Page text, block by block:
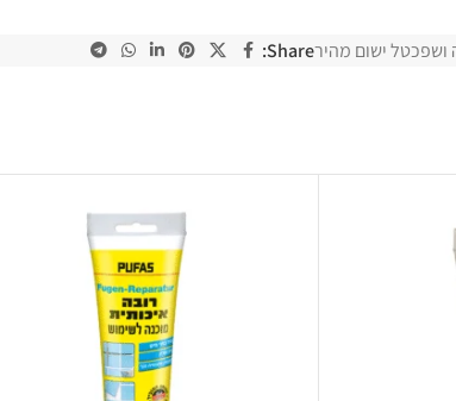
ושפכטל ישום מהירShare: